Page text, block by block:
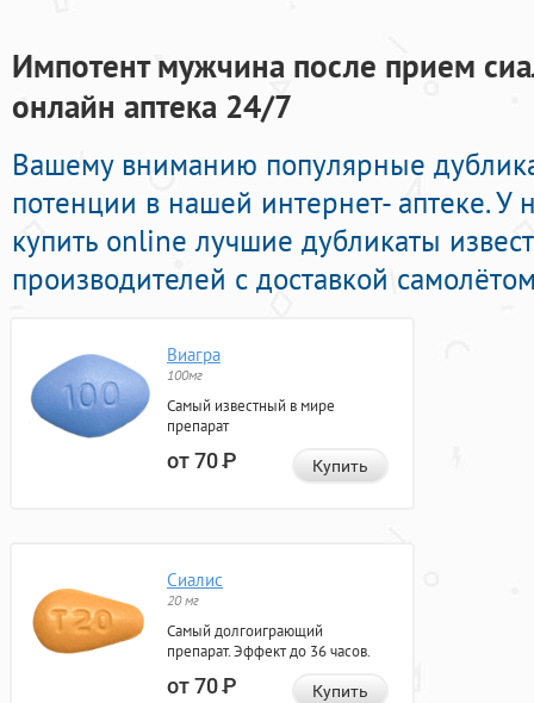
Импотент мужчина после прием
онлайн аптека 24/7
Вашему вниманию популярные
потенции в нашей интернет- аптеке.
купить online лучшие дубликаты
производителей с доставкой
Виагра
100мг
Самый известный в мире
препарат
от 70Р Купить
Сиалис
20 мг
Самый долгоиграющий
препарат. Эффект до 36 часов.
от 70Р Купить